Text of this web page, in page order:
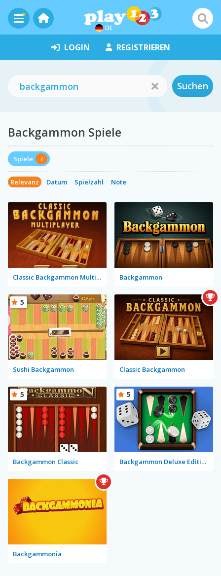
DE
LOGIN REGISTRIEREN
Suchen
Backgammon Spiele
Spiele 7
Relevanz Datum Spielzahl Note
Classic Backgammon Multiplayer Backgammon
Sushi Backgammon
5
Classic Backgammon
Backgammon Classic
5
Backgammon Deluxe Edition
5
Backgammonia